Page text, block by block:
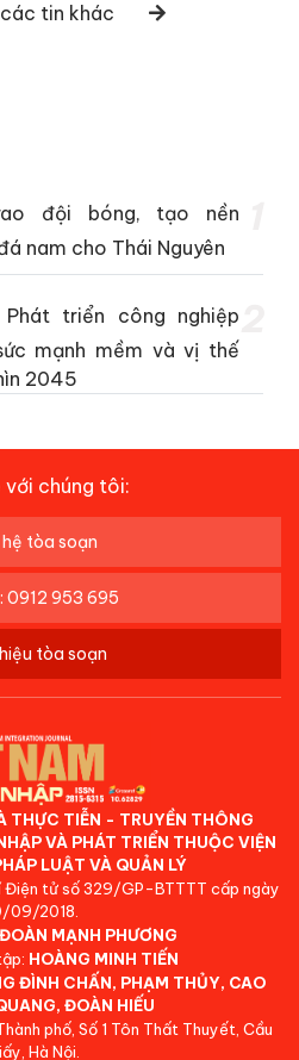
tin khác
đội bóng, tạo nền
nam cho Thái Nguyên
Phát triển công nghiệp
mạnh mềm và vị thế
2045
với chúng tôi:
hệ tòa soạn
0912 953 695
tòa soạn
THỰC TIỄN - TRUYỀN THÔNG
VÀ PHÁT TRIỂN THUỘC VIỆN
LUẬT VÀ QUẢN LÝ
Điện tử số 329/GP-BTTTT cấp ngày
09/2018.
ĐOÀN MẠNH PHƯƠNG
HOÀNG MINH TIẾN
ĐÌNH CHẤN, PHẠM THỦY, CAO
ĐOÀN HIẾU
phố, Số 1 Tôn Thất Thuyết, Cầu
Hà Nội.